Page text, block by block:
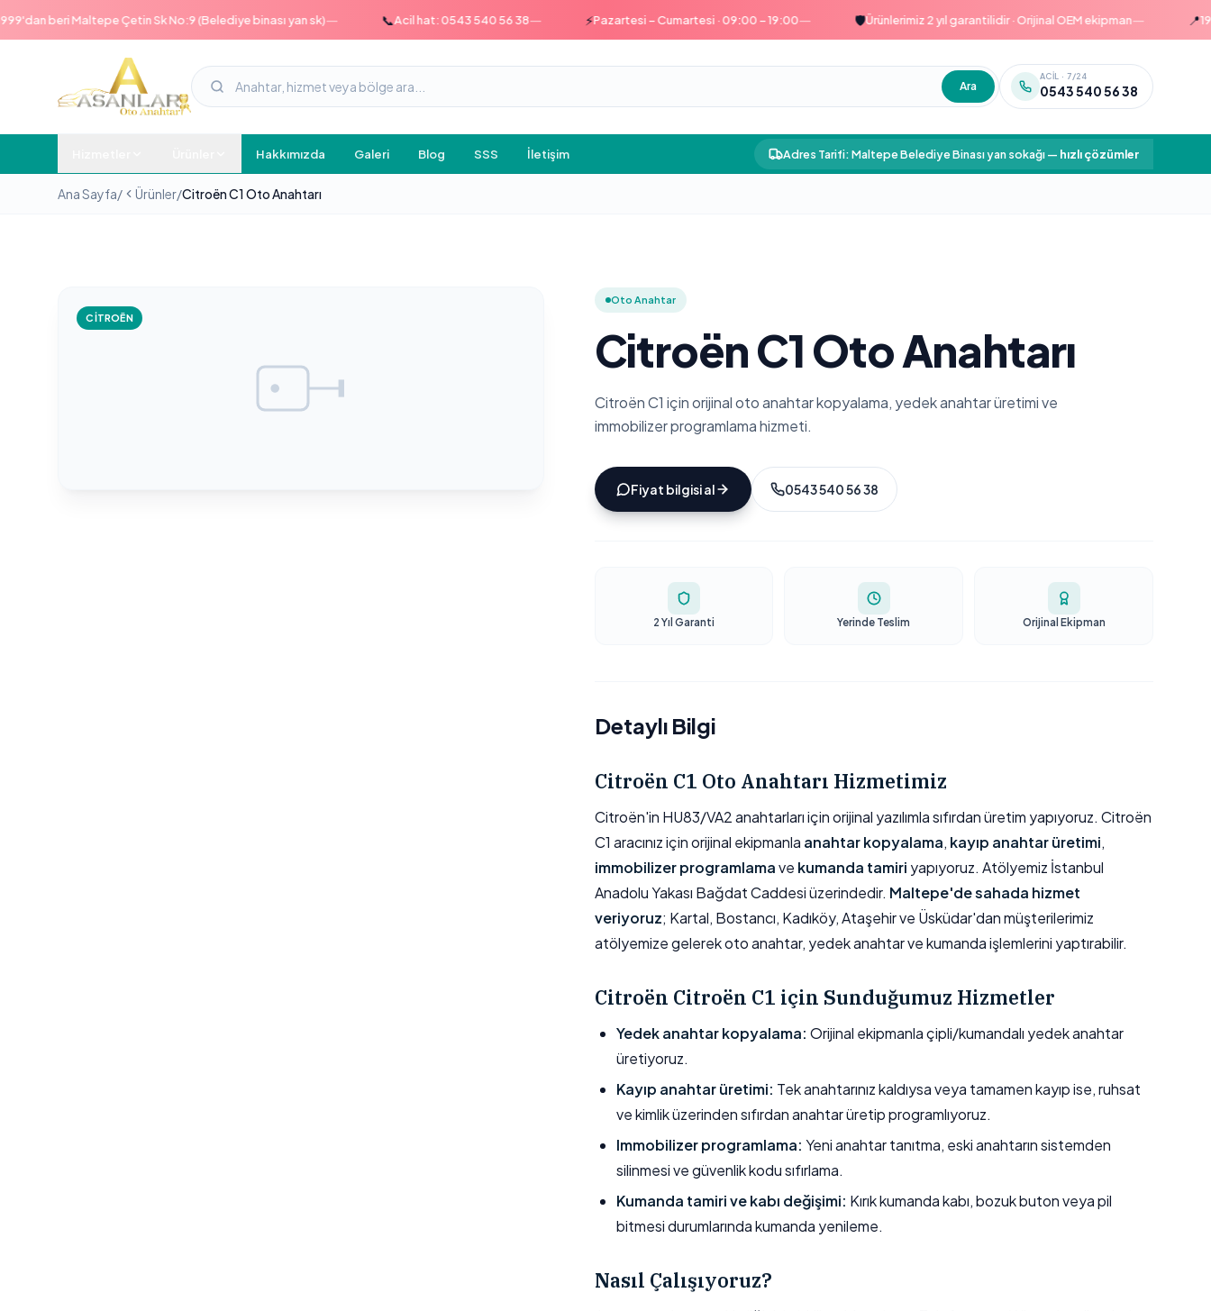
beri Maltepe Çetin Sk No:9 (Belediye binası yan sk)— Acil hat: 0543 540 56 38— Pazartesi – Cumartesi · 09:00 – 19:00— Ürünlerimiz 2 yıl garantilidir · Orijinal OEM ekipman—
Ara
ACIL · 7/24
0543 540 56 38
Hakkımızda Galeri Blog SSS İletişim Adres Tarifi: Maltepe Belediye Binası yan sokağı— hızlı çözümler
Ana Sayfa/ Ürünler/Citroën C1 Oto Anahtarı
CITROËN
Oto Anahtar
Citroën C1 Oto Anahtarı
Citroën C1 için orijinal oto anahtar kopyalama, yedek anahtar üretimi ve
immobilizer programlama hizmeti.
Fiyat bilgisi al 0543 540 56 38
2 Yıl Garanti Yerinde Teslim Orijinal Ekipman
Detaylı Bilgi
Citroën C1 Oto Anahtarı Hizmetimiz
Citroën'in HU83/VA2 anahtarları için orijinal yazılımla sıfırdan üretim yapıyoruz. Citroën
C1 aracınız için orijinal ekipmanla anahtar kopyalama, kayıp anahtar üretimi,
immobilizer programlamave kumanda tamiri yapıyoruz. Atölyemiz İstanbul
Anadolu Yakası Bağdat Caddesi üzerindedir. Maltepe'de sahada hizmet
veriyoruz; Kartal, Bostancı, Kadıköy, Ataşehir ve Üsküdar'dan müşterilerimiz
atölyemize gelerek oto anahtar, yedek anahtar ve kumanda işlemlerini yaptırabilir.
Citroën Citroën C1 için Sunduğumuz Hizmetler
Yedek anahtar kopyalama: Orijinal ekipmanla çipli/kumandalı yedek anahtar
üretiyoruz.
Kayıp anahtar üretimi: Tek anahtarınız kaldıysa veya tamamen kayıp ise, ruhsat
ve kimlik üzerinden sıfırdan anahtar üretip programlıyoruz.
Immobilizer programlama: Yeni anahtar tanıtma, eski anahtarın sistemden
silinmesi ve güvenlik kodu sıfırlama.
Kumanda tamiri ve kabı değişimi: Kırık kumanda kabı, bozuk buton veya pil
bitmesi durumlarında kumanda yenileme.
Nasıl Çalışıyoruz?